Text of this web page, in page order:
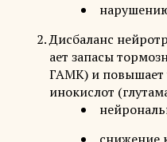
Дисбаланс
ает запасы
ГАМК) и повышает
инокислот